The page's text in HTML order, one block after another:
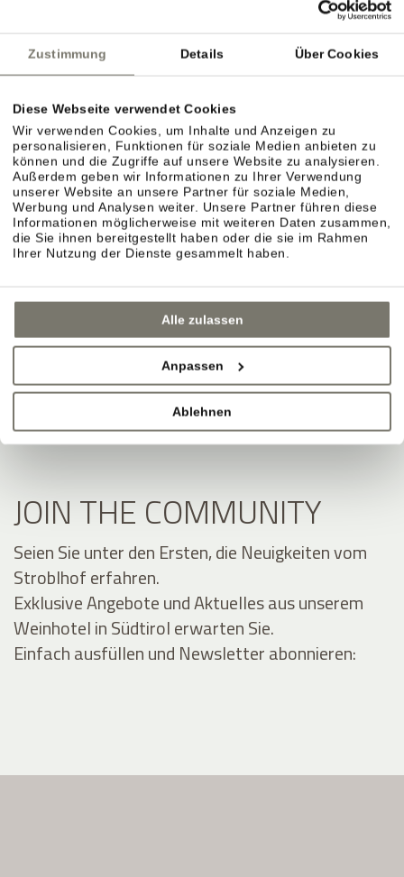
Zustimmung Details Über Cookies
Diese Webseite verwendet Cookies
Wir verwenden Cookies, um Inhalte und Anzeigen zu
personalisieren, Funktionen für soziale Medien anbieten zu
können und die Zugriffe auf unsere Website zu analysieren.
Außerdem geben wir Informationen zu Ihrer Verwendung
unserer Website an unsere Partner für soziale Medien,
Werbung und Analysen weiter. Unsere Partner führen diese
Informationen möglicherweise mit weiteren Daten zusammen,
die Sie ihnen bereitgestellt haben oder die sie im Rahmen
Ihrer Nutzung der Dienste gesammelt haben.
Alle zulassen
Anpassen
Ablehnen
JOIN THE COMMUNITY
Seien Sie unter den Ersten, die Neuigkeiten vom
Stroblhof erfahren.
Exklusive Angebote und Aktuelles aus unserem
Weinhotel in Südtirol erwarten Sie.
Einfach ausfüllen und Newsletter abonnieren: